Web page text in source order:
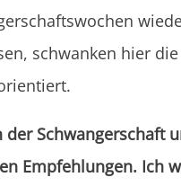
schwanken hier
Schwangerschaft
Empfehlungen. Ich